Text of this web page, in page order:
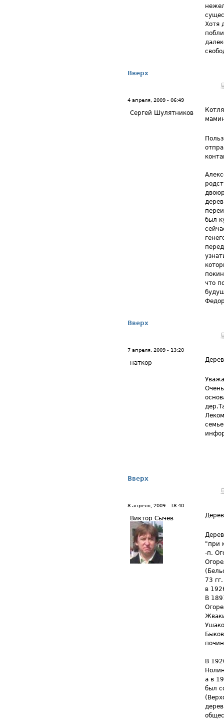
Хотя
Вверх
4 апреля, 2009 - 06:49
Сергей Шулятников
был
что
Вверх
7 апреля, 2009 - 13:20
наткор
Вверх
8 апреля, 2009 - 18:40
Виктор Сычев
"при
-п.
73
в
В
В
а в
был